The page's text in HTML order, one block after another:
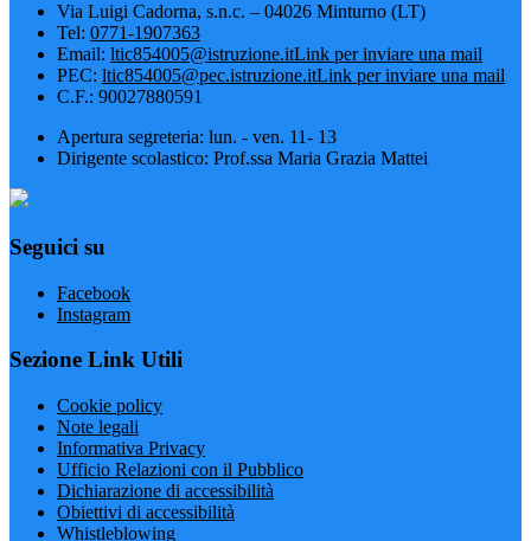
Via Luigi Cadorna, s.n.c. – 04026 Minturno (LT)
Tel: 0771-1907363
Email: ltic854005@istruzione.itLink per inviare una mail
PEC: ltic854005@pec.istruzione.itLink per inviare una mail
C.F.: 90027880591
Apertura segreteria: lun. - ven. 11- 13
Dirigente scolastico: Prof.ssa Maria Grazia Mattei
Seguici su
Facebook
Instagram
Sezione Link Utili
Cookie policy
Note legali
Informativa Privacy
Ufficio Relazioni con il Pubblico
Dichiarazione di accessibilità
Obiettivi di accessibilità
Whistleblowing